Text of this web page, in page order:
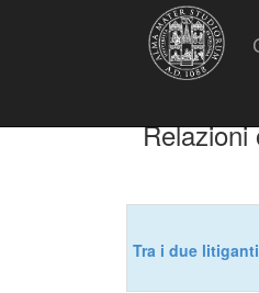
Relazioni
Tra i due